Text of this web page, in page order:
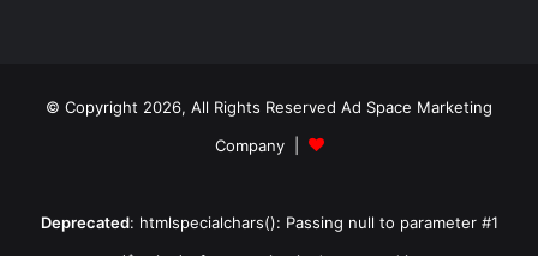
© Copyright 2026, All Rights Reserved Ad Space Marketing
Company |
Deprecated: htmlspecialchars(): Passing null to parameter #1